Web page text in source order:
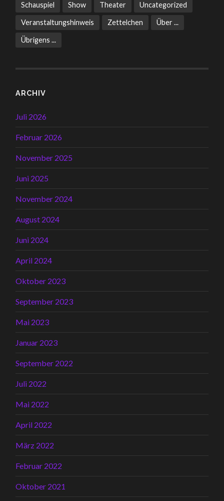
Schauspiel Show Theater Uncategorized
Veranstaltungshinweis Zettelchen Über ...
Übrigens ...
ARCHIV
Juli 2026
Februar 2026
November 2025
Juni 2025
November 2024
August 2024
Juni 2024
April 2024
Oktober 2023
September 2023
Mai 2023
Januar 2023
September 2022
Juli 2022
Mai 2022
April 2022
März 2022
Februar 2022
Oktober 2021